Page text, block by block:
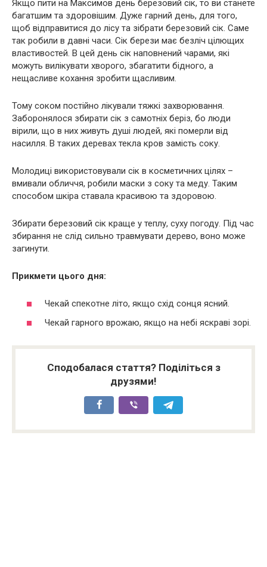
Якщо пити на Максимов день березовий сік, то ви станете
багатшим та здоровішим. Дуже гарний день, для того,
щоб відправитися до лісу та зібрати березовий сік. Саме
так робили в давні часи. Сік берези має безліч цілющих
властивостей. В цей день сік наповнений чарами, які
можуть вилікувати хворого, збагатити бідного, а
нещасливе кохання зробити щасливим.
Тому соком постійно лікували тяжкі захворювання.
Заборонялося збирати сік з самотніх беріз, бо люди
вірили, що в них живуть душі людей, які померли від
насилля. В таких деревах текла кров замість соку.
Молодиці використовували сік в косметичних цілях –
вмивали обличчя, робили маски з соку та меду. Таким
способом шкіра ставала красивою та здоровою.
Збирати березовий сік краще у теплу, суху погоду. Під час
збирання не слід сильно травмувати дерево, воно може
загинути.
Прикмети цього дня:
Чекай спекотне літо, якщо схід сонця ясний.
Чекай гарного врожаю, якщо на небі яскраві зорі.
Сподобалася стаття? Поділіться з
друзями!